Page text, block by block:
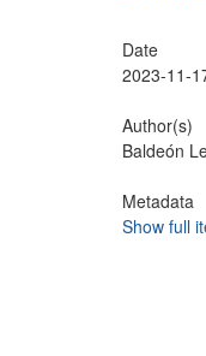
Date
2023-11-
Author(s)
Baldeón
Metadata
Show full